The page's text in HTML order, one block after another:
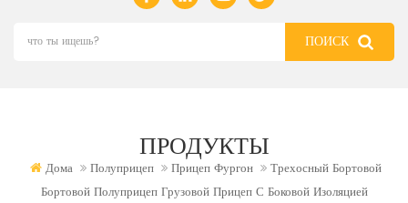
ПРОДУКТЫ
Дома Полуприцеп Прицеп Фургон
Трехосный Бортовой
Бортовой Полуприцеп Грузовой Прицеп С Боковой Изоляцией